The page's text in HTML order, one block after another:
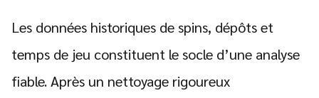
Les données historiques de spins, dépôts et
temps de jeu constituent le socle d’une analyse
fiable. Après un nettoyage rigoureux